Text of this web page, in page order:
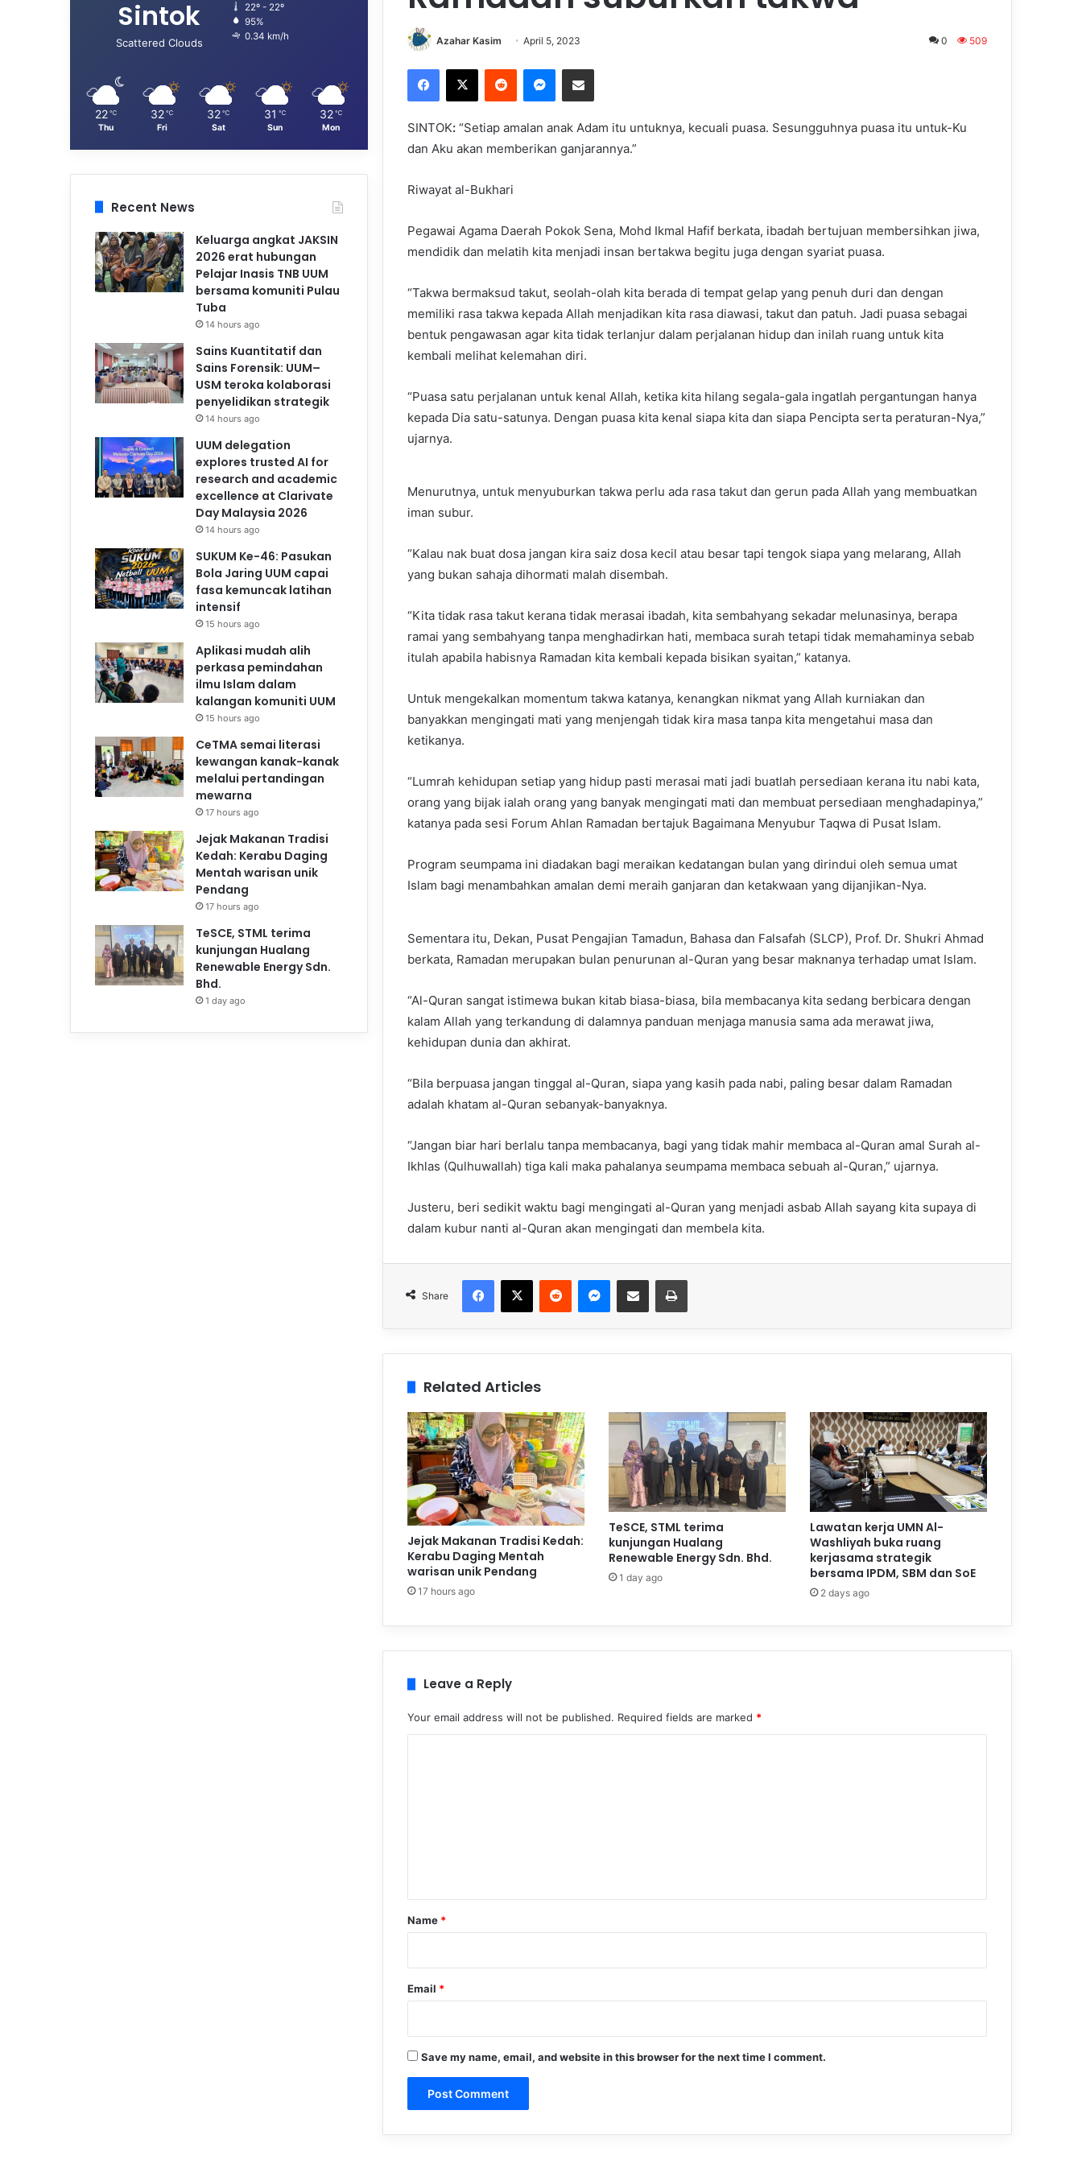
Azahar Kasim April 5, 2023 0 509
Facebook
X Reddit Messenger
Share via Email
SINTOK: “Setiap amalan anak Adam itu untuknya, kecuali puasa. Sesungguhnya puasa itu untuk-Ku
dan Aku akan memberikan ganjarannya.”
Riwayat al-Bukhari
Pegawai Agama Daerah Pokok Sena, Mohd Ikmal Hafif berkata, ibadah bertujuan membersihkan jiwa,
mendidik dan melatih kita menjadi insan bertakwa begitu juga dengan syariat puasa.
“Takwa bermaksud takut, seolah-olah kita berada di tempat gelap yang penuh duri dan dengan
memiliki rasa takwa kepada Allah menjadikan kita rasa diawasi, takut dan patuh. Jadi puasa sebagai
bentuk pengawasan agar kita tidak terlanjur dalam perjalanan hidup dan inilah ruang untuk kita
kembali melihat kelemahan diri.
“Puasa satu perjalanan untuk kenal Allah, ketika kita hilang segala-gala ingatlah pergantungan hanya
kepada Dia satu-satunya. Dengan puasa kita kenal siapa kita dan siapa Pencipta serta peraturan-Nya,”
ujarnya.
Menurutnya, untuk menyuburkan takwa perlu ada rasa takut dan gerun pada Allah yang membuatkan
iman subur.
“Kalau nak buat dosa jangan kira saiz dosa kecil atau besar tapi tengok siapa yang melarang, Allah
yang bukan sahaja dihormati malah disembah.
“Kita tidak rasa takut kerana tidak merasai ibadah, kita sembahyang sekadar melunasinya, berapa
ramai yang sembahyang tanpa menghadirkan hati, membaca surah tetapi tidak memahaminya sebab
itulah apabila habisnya Ramadan kita kembali kepada bisikan syaitan,” katanya.
Untuk mengekalkan momentum takwa katanya, kenangkan nikmat yang Allah kurniakan dan
banyakkan mengingati mati yang menjengah tidak kira masa tanpa kita mengetahui masa dan
ketikanya.
“Lumrah kehidupan setiap yang hidup pasti merasai mati jadi buatlah persediaan kerana itu nabi kata,
orang yang bijak ialah orang yang banyak mengingati mati dan membuat persediaan menghadapinya,”
katanya pada sesi Forum Ahlan Ramadan bertajuk Bagaimana Menyubur Taqwa di Pusat Islam.
Program seumpama ini diadakan bagi meraikan kedatangan bulan yang dirindui oleh semua umat
Islam bagi menambahkan amalan demi meraih ganjaran dan ketakwaan yang dijanjikan-Nya.
Sementara itu, Dekan, Pusat Pengajian Tamadun, Bahasa dan Falsafah (SLCP), Prof. Dr. Shukri Ahmad
berkata, Ramadan merupakan bulan penurunan al-Quran yang besar maknanya terhadap umat Islam.
“Al-Quran sangat istimewa bukan kitab biasa-biasa, bila membacanya kita sedang berbicara dengan
kalam Allah yang terkandung di dalamnya panduan menjaga manusia sama ada merawat jiwa,
kehidupan dunia dan akhirat.
“Bila berpuasa jangan tinggal al-Quran, siapa yang kasih pada nabi, paling besar dalam Ramadan
adalah khatam al-Quran sebanyak-banyaknya.
“Jangan biar hari berlalu tanpa membacanya, bagi yang tidak mahir membaca al-Quran amal Surah al-
Ikhlas (Qulhuwallah) tiga kali maka pahalanya seumpama membaca sebuah al-Quran,” ujarnya.
Justeru, beri sedikit waktu bagi mengingati al-Quran yang menjadi asbab Allah sayang kita supaya di
dalam kubur nanti al-Quran akan mengingati dan membela kita.
Share
Facebook
X Reddit Messenger
Share via Email Print
Related Articles
Jejak Makanan Tradisi Kedah:
Kerabu Daging Mentah
warisan unik Pendang
17 hours ago
TeSCE, STML terima
kunjungan Hualang
Renewable Energy Sdn. Bhd.
1 day ago
Lawatan kerja UMN Al-
Washliyah buka ruang
kerjasama strategik
bersama IPDM, SBM dan SoE
2 days ago
Leave a Reply
Your email address will not be published. Required fields are marked *
*
Name *
Email *
Save my name, email, and website in this browser for the next time I comment.
Sintok
Scattered Clouds
22º - 22º
95%
0.34 km/h
22 ℃
Thu
32 ℃
Fri
32 ℃
Sat
31 ℃
Sun
32 ℃
Mon
Recent News
Keluarga angkat JAKSIN
2026 erat hubungan
Pelajar Inasis TNB UUM
bersama komuniti Pulau
Tuba
14 hours ago
Sains Kuantitatif dan
Sains Forensik: UUM–
USM teroka kolaborasi
penyelidikan strategik
14 hours ago
UUM delegation
explores trusted AI for
research and academic
excellence at Clarivate
Day Malaysia 2026
14 hours ago
SUKUM Ke-46: Pasukan
Bola Jaring UUM capai
fasa kemuncak latihan
intensif
15 hours ago
Aplikasi mudah alih
perkasa pemindahan
ilmu Islam dalam
kalangan komuniti UUM
15 hours ago
CeTMA semai literasi
kewangan kanak-kanak
melalui pertandingan
mewarna
17 hours ago
Jejak Makanan Tradisi
Kedah: Kerabu Daging
Mentah warisan unik
Pendang
17 hours ago
TeSCE, STML terima
kunjungan Hualang
Renewable Energy Sdn.
Bhd.
1 day ago